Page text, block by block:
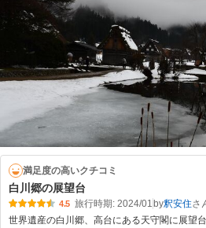
満足度の高いクチコミ
白川郷の展望台
4.5 旅行時期: 2024/01 by釈安住
世界遺産の白川郷、高台にある天守閣に展望